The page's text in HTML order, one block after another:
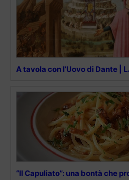
A tavola con l’Uovo di Dante |
“Il Capuliato”: una bontà che